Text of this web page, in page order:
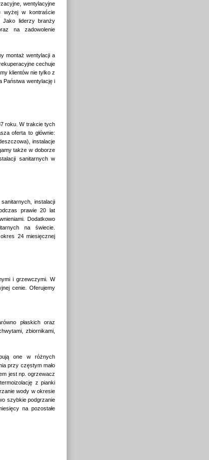
wentylacyjne
wyżej w kontraście
Jako liderzy branży
na zadowolenie
montaż wentylacji a
cechuje
klientów nie tylko z
Państwa wentylację i
roku. W trakcie tych
oferta to głównie:
instalacje
także w doborze
sanitarnych w
instalacji
prawie 20 lat
Dodatkowo
na świecie.
24 miesięcznej
i grzewczymi. W
cenie. Oferujemy
płaskich oraz
zbiornikami,
one w różnych
przy częstym mało
jest np. ogrzewacz
z pianki
wody w okresie
szybkie podgrzanie
na pozostałe